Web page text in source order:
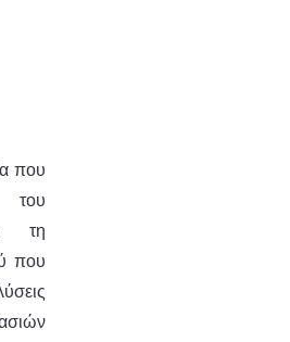
που
του
τη
που